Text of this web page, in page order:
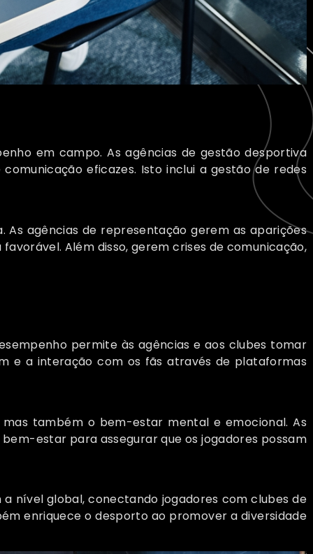
em campo. As agências de gestão desportiva
eficazes. Isto inclui a gestão de redes
agências de representação gerem as aparições
Além disso, gerem crises de comunicação,
permite às agências e aos clubes tomar
e a interação com os fãs através de plataformas
também o bem-estar mental e emocional. As
estar para assegurar que os jogadores possam
nível global, conectando jogadores com clubes de
enriquece o desporto ao promover a diversidade